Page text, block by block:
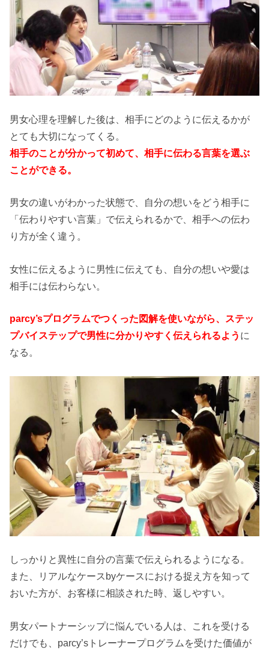
男女心理を理解した後は、相手にどのように伝えるかが
とても大切になってくる。
相手のことが分かって初めて、相手に伝わる言葉を選ぶ
ことができる。
男女の違いがわかった状態で、自分の想いをどう相手に
「伝わりやすい言葉」で伝えられるかで、相手への伝わ
り方が全く違う。
女性に伝えるように男性に伝えても、自分の想いや愛は
相手には伝わらない。
parcy’sプログラムでつくった図解を使いながら、ステッ
プバイステップで男性に分かりやすく伝えられるよう に
なる。
しっかりと異性に自分の言葉で伝えられるようになる。
また、リアルなケースbyケースにおける捉え方を知って
おいた方が、お客様に相談された時、返しやすい。
男女パートナーシップに悩んでいる人は、これを受ける
だけでも、parcy’sトレーナープログラムを受けた価値が